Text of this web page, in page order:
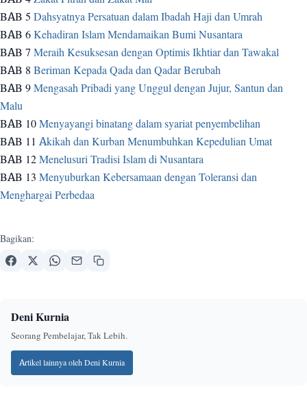
BAB 5 Dahsyatnya Persatuan dalam Ibadah Haji dan Umrah
BAB 6 Kehadiran Islam Mendamaikan Bumi Nusantara
BAB 7 Meraih Kesuksesan dengan Optimis Ikhtiar dan Tawakal
BAB 8 Beriman Kepada Qada dan Qadar Berubah
BAB 9 Mengasah Pribadi yang Unggul dengan Jujur, Santun dan
Malu
BAB 10 Menyayangi binatang dalam syariat penyembelihan
BAB 11 Akikah dan Kurban Menumbuhkan Kepedulian Umat
BAB 12 Menelusuri Tradisi Islam di Nusantara
BAB 13 Menyuburkan Kebersamaan dengan Toleransi dan
Menghargai Perbedaa
Bagikan:
Deni Kurnia
Seorang Pembelajar, Tak Lebih.
Artikel lainnya oleh Deni Kurnia